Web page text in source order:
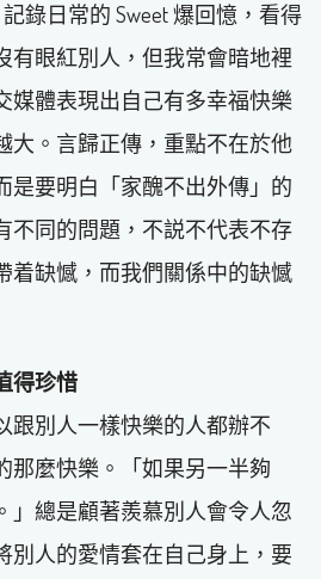
錄日常的 Sweet 爆回憶，看得
有眼紅別人，但我常會暗地裡
媒體表現出自己有多幸福快樂
大。言歸正傳，重點不在於他
是要明白「家醜不出外傳」的
不同的問題，不説不代表不存
着缺憾，而我們關係中的缺憾
得珍惜
跟別人一樣快樂的人都辦不
那麼快樂。「如果另一半夠
」總是顧著羨慕別人會令人忽
別人的愛情套在自己身上，要